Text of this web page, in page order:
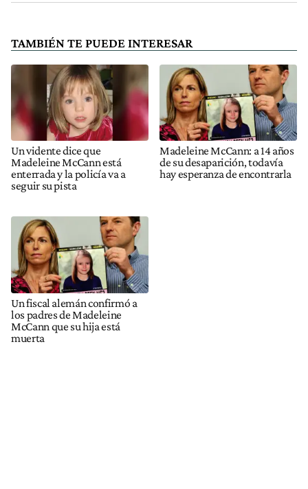
TAMBIÉN TE PUEDE INTERESAR
Un vidente dice que
Madeleine McCann está
enterrada y la policía va a
seguir su pista
Madeleine McCann: a 14 años
de su desaparición, todavía
hay esperanza de encontrarla
Un fiscal alemán confirmó a
los padres de Madeleine
McCann que su hija está
muerta